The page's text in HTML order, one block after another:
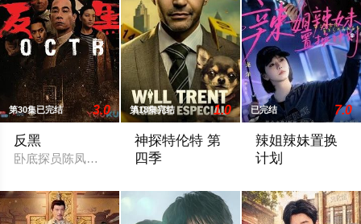
第30集已完结 3.0
反黑
卧底探员陈凤翔（陈小春 饰）在破获一宗社团大案之后，转任
第18集完结 1.0
神探特伦特 第
四季
已完结 7.0
辣姐辣妹置换
计划